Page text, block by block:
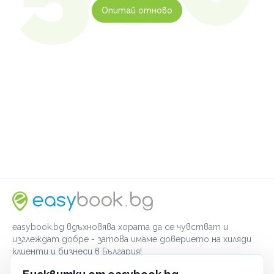
Опитай отново
easybook.bg вдъхновява хората да се чувстват и
изглеждат добре - затова имаме доверието на хиляди
клиенти и бизнеси в България!